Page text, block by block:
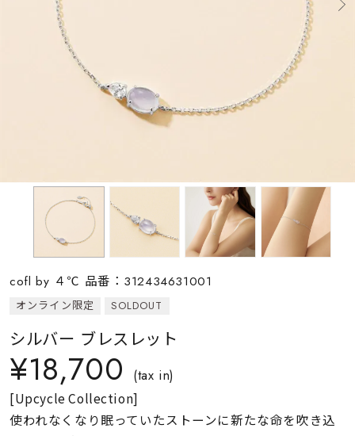
カテゴリー すべてのジュエリー
誕生石
モチーフ
石の色
ファッションテイス
ト
着用シーン
cofl by ４℃ 品番：312434631001
オンライン限定 SOLDOUT
シルバー ブレスレット
¥18,700 (tax in)
[Upcycle Collection]
使われなくなり眠っていたストーンに新たな命を吹き込